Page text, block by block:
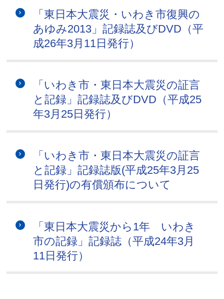
「東日本大震災・いわき市復興の
あゆみ2013」記録誌及びDVD（平
成26年3月11日発行）
「いわき市・東日本大震災の証言
と記録」記録誌及びDVD（平成25
年3月25日発行）
「いわき市・東日本大震災の証言
と記録」記録誌版(平成25年3月25
日発行)の有償頒布について
「東日本大震災から1年 いわき
市の記録」記録誌（平成24年3月
11日発行）